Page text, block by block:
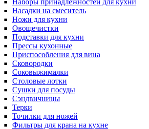
Наборы принадлежностей для кухни
Насадки на смеситель
Ножи для кухни
Овощечистки
Подставки для кухни
Прессы кухонные
Приспособления для вина
Сковородки
Соковыжималки
Столовые лотки
Сушки для посуды
Сэндвичницы
Терки
Точилки для ножей
Фильтры для крана на кухне